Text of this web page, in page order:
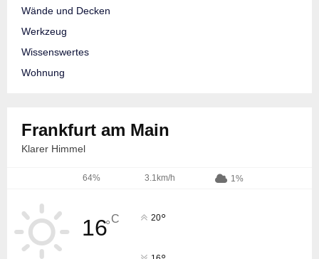
Wände und Decken
Werkzeug
Wissenswertes
Wohnung
Frankfurt am Main
Klarer Himmel
64% 3.1km/h 1%
16°C 20°